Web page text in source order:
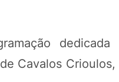
Cavalos